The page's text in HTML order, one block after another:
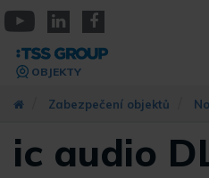
Přejít
k
hlavnímu
obsahuOBJEKTY
Zabezpečení objektů
ic audio